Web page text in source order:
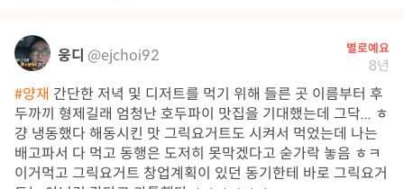
웅디 @ejchoi92 별로예요
8년
#양재 간단한 저녁 및 디저트를 먹기 위해 들른 곳 이름부터 후
두까끼 형제길래 엄청난 호두파이 맛집을 기대했는데 그닥... ㅎ
걍 냉동했다 해동시킨 맛 그릭요거트도 시켜서 먹었는데 나는
배고파서 다 먹고 동행은 도저히 못막겠다고 숟가락 놓음 ㅎㅋ
이거먹고 그릭요거트 창업계획이 있던 동기한테 바로 그릭요거